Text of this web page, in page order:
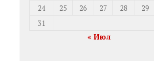
24
25 26 27 28 29
31
« Июл